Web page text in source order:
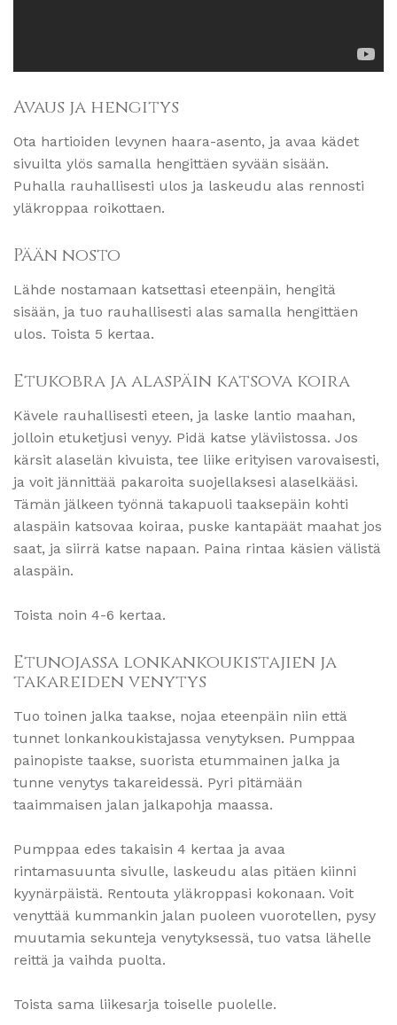
Avaus ja hengitys
Ota hartioiden levynen haara-asento, ja avaa kädet
sivuilta ylös samalla hengittäen syvään sisään.
Puhalla rauhallisesti ulos ja laskeudu alas rennosti
yläkroppaa roikottaen.
Pään nosto
Lähde nostamaan katsettasi eteenpäin, hengitä
sisään, ja tuo rauhallisesti alas samalla hengittäen
ulos. Toista 5 kertaa.
Etukobra ja alaspäin katsova koira
Kävele rauhallisesti eteen, ja laske lantio maahan,
jolloin etuketjusi venyy. Pidä katse yläviistossa. Jos
kärsit alaselän kivuista, tee liike erityisen varovaisesti,
ja voit jännittää pakaroita suojellaksesi alaselkääsi.
Tämän jälkeen työnnä takapuoli taaksepäin kohti
alaspäin katsovaa koiraa, puske kantapäät maahat jos
saat, ja siirrä katse napaan. Paina rintaa käsien välistä
alaspäin.
Toista noin 4-6 kertaa.
Etunojassa lonkankoukistajien ja
takareiden venytys
Tuo toinen jalka taakse, nojaa eteenpäin niin että
tunnet lonkankoukistajassa venytyksen. Pumppaa
painopiste taakse, suorista etummainen jalka ja
tunne venytys takareidessä. Pyri pitämään
taaimmaisen jalan jalkapohja maassa.
Pumppaa edes takaisin 4 kertaa ja avaa
rintamasuunta sivulle, laskeudu alas pitäen kiinni
kyynärpäistä. Rentouta yläkroppasi kokonaan. Voit
venyttää kummankin jalan puoleen vuorotellen, pysy
muutamia sekunteja venytyksessä, tuo vatsa lähelle
reittä ja vaihda puolta.
Toista sama liikesarja toiselle puolelle.